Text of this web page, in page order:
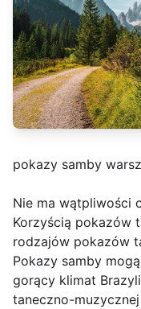
pokazy samby
Nie ma wątpliwości
Korzyścią pokazów
rodzajów pokazów
Pokazy samby
gorący klimat
taneczno-